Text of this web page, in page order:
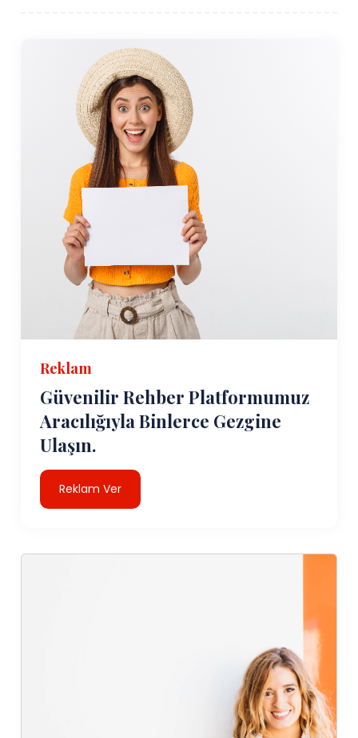
Reklam
Güvenilir Rehber Platformumuz
Aracılığıyla Binlerce Gezgine
Ulaşın.
Reklam Ver